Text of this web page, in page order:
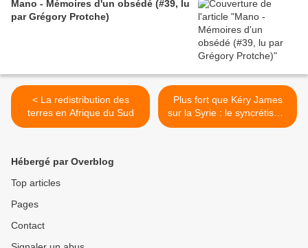
Mano - Mémoires d'un obsédé (#39, lu
par Grégory Protche)
< La redistribution des
terres en Afrique du Sud
Plus fort que Kéry James
sur la Syrie : le syncrétisme
pacifique de Morsay ! >
Hébergé par Overblog
Top articles
Pages
Contact